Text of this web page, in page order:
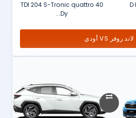
40 TDI 204 S-Tronic quattro
Dy...
لاند روفر VS أودي